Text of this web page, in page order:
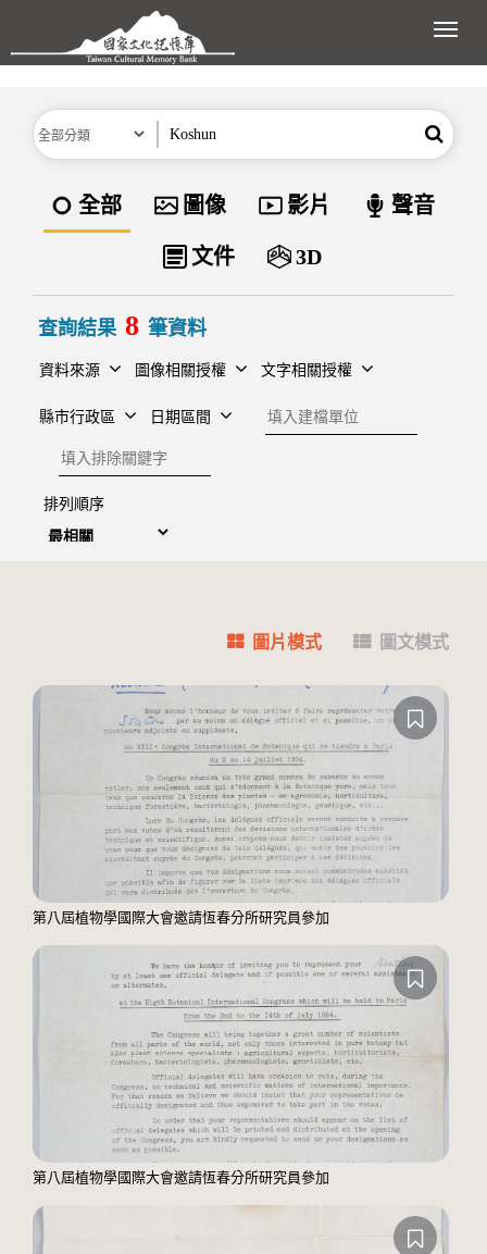
跳到主要內容區塊
展
分類 搜尋
資料類型
全部 圖像 影片 聲音
文件 3D
查詢結果 8 筆資料
資料來源 圖像相關授權 文字相關授權
縣市行政區 日期區間
建檔單位
排除關鍵字
排列順序
圖片模式 圖文模式
第八屆植物學國際大會邀請恆春分所研究員參加
第八屆植物學國際大會邀請恆春分所研究員參加